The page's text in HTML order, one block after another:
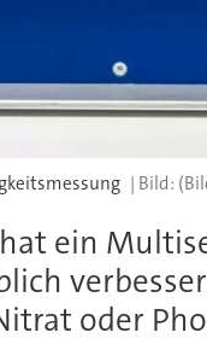
ein
oder